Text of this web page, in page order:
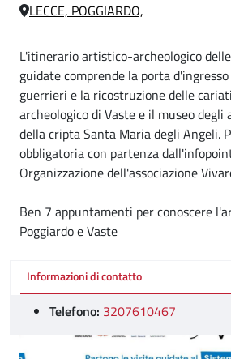
LECCE, POGGIARDO,
L'itinerario artistico-archeologico
guidate comprende la porta
guerrieri e la ricostruzione delle
archeologico di Vaste e il museo
della cripta Santa Maria degli Angeli.
obbligatoria con partenza
Organizzazione dell'associazione
Ben 7 appuntamenti per conoscere
Poggiardo e Vaste
Informazioni di contatto
Telefono: 3207610467